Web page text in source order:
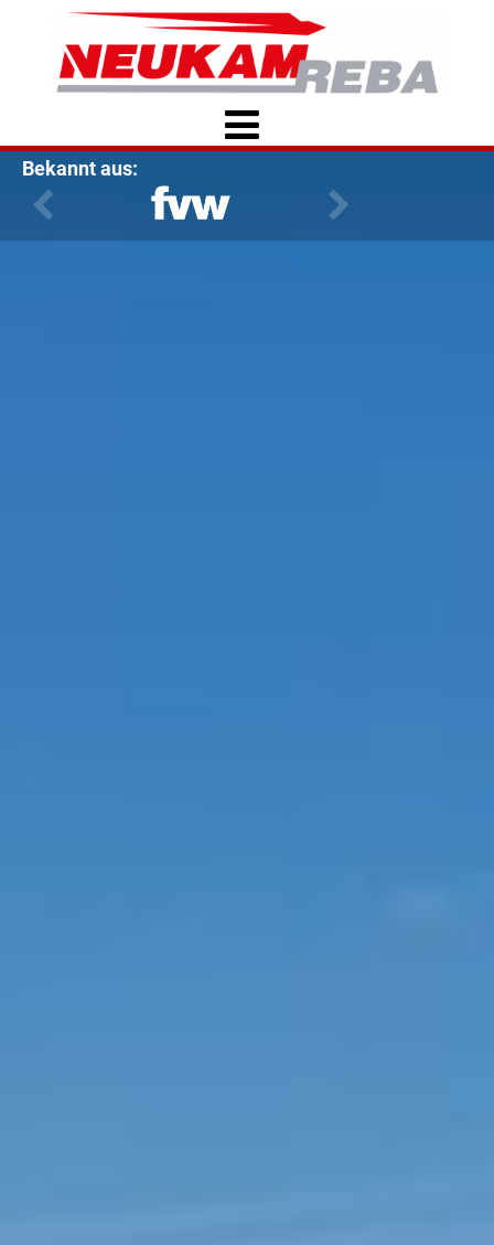
Bekannt aus: